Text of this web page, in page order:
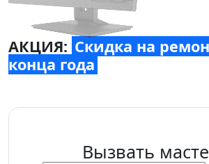
АКЦИЯ: Скидка на
конца года
Вызвать